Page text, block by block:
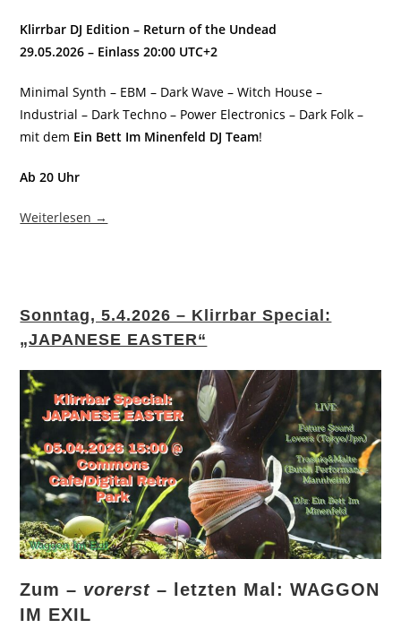
Klirrbar DJ Edition – Return of the Undead
29.05.2026 – Einlass 20:00 UTC+2
Minimal Synth – EBM – Dark Wave – Witch House –
Industrial – Dark Techno – Power Electronics – Dark Folk –
mit dem Ein Bett Im Minenfeld DJ Team!
Ab 20 Uhr
Weiterlesen →
Sonntag, 5.4.2026 – Klirrbar Special:
„JAPANESE EASTER“
Zum – vorerst – letzten Mal: WAGGON
IM EXIL